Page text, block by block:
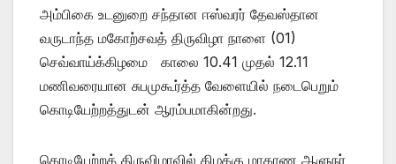
அம்பிகை உடனுறை சந்தான ஈஸ்வரர் தேவஸ்தான
வருடாந்த மகோற்சவத் திருவிழா நாளை (01)
செவ்வாய்க்கிழமை காலை 10.41 முதல் 12.11
மணிவரையான சுபமுகூர்த்த வேளையில் நடைபெறும்
கொடியேற்றத்துடன் ஆரம்பமாகின்றது.
கொடியேற்றத் திருவிழாவில் கிழக்கு மாகாண ஆளுநர்